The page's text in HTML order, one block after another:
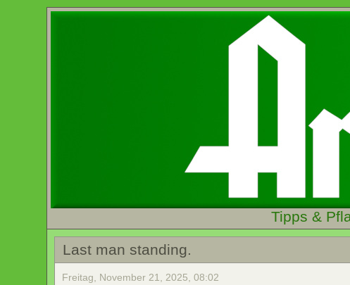
Tipps &
Last man standing.
Freitag, November 21, 2025, 08:02